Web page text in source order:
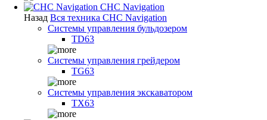
CHC Navigation
Назад Вся техника CHC Navigation
Системы управления бульдозером
TD63
Системы управления грейдером
TG63
Системы управления экскаватором
TX63